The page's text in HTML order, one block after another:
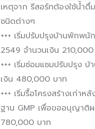
เหตุจาก รีสอร์ทต้องใช้น้ำดื่
ชนิดต่างๆ
+++ เริ่มปรับปรุงบ้านพักพ
2549 จำนวนเงิน
+++ เริ่มซ่อมแซมปรับปรุง
เงิน 480,000 บาท
+++ เริ่มรื้อโครงสร้างเก่า
ฐาน GMP เพื่อขออนุญาติ
780,000 บาท